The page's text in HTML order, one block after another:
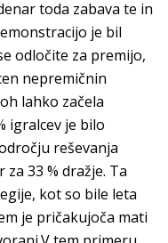
toda zabava te in
je bil
odločite za premijo,
nepremičnin
lahko začela
igralcev je bilo
reševanja
33 % dražje. Ta
kot so bile leta
je pričakujoča mati